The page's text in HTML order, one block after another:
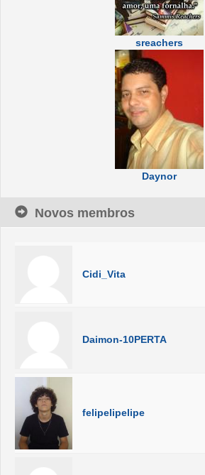
sreachers
Daynor
Novos membros
Cidi_Vita
Daimon-10PERTA
felipelipelipe